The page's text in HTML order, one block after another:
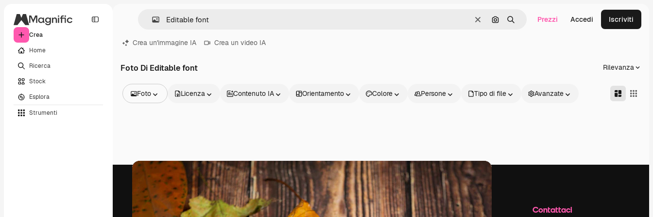
Crea
Home
Ricerca
Stock
Esplora
Strumenti
CancellaCerca per immagine
Ricerca Prezzi Accedi Iscriviti
Crea un'immagine IA Crea un video IA
Foto Di Editable font Rilevanza
Foto
Video
Clip video
Motion graphic
Modelli di video
Icone
Modelli 3D
Font
Licenza Contenuto IA Orientamento Colore Persone Tipo di file Avanzate
Prodotti Inizia Azienda Contattaci